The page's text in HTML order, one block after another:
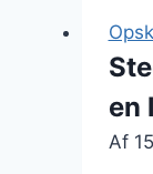
en
Af